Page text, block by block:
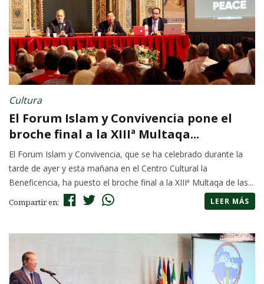
Cultura
El Forum Islam y Convivencia pone el
broche final a la XIIIª Multaqa...
El Forum Islam y Convivencia, que se ha celebrado durante la
tarde de ayer y esta mañana en el Centro Cultural la
Beneficencia, ha puesto el broche final a la XIIIª Multaqa de las...
Compartir en: LEER MÁS